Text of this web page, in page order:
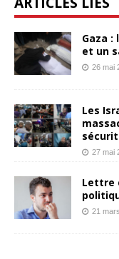
Gaza
et un
26 mai
Les
27 mai
Lettre
21